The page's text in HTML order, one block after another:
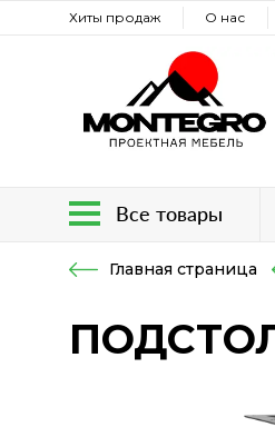
Хиты продаж О нас
Все товары
Главная страница